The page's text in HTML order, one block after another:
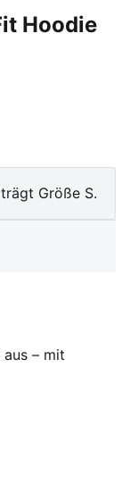
Hoodie
Größe S.
– mit
die
aus
Bündchen